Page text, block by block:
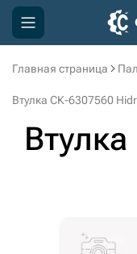
Главная страница
Втулка СК-6307560
Втулка
Компания
Доставка и оплата
3D тур по